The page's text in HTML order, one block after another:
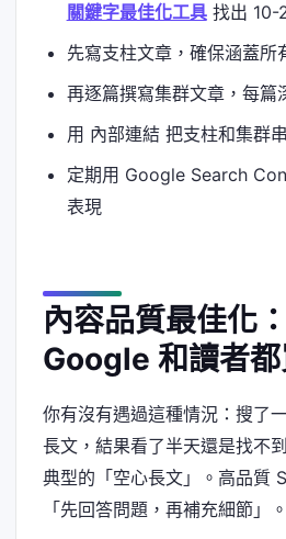
關鍵字最佳化工具找出 10-
先寫支柱文章，確保涵蓋所
再逐篇撰寫集群文章，每篇
用 內部連結 把支柱和集群
定期用 Google Search
表現
內容品質最佳化
Google 和讀者
你有沒有遇過這種情況：搜了
長文，結果看了半天還是找不
典型的「空心長文」。高品質
「先回答問題，再補充細節」。